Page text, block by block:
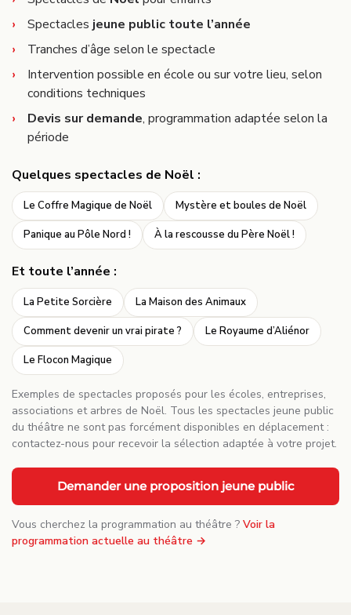
Spectacles jeune public toute l’année
Tranches d’âge selon le spectacle
Intervention possible en école ou sur votre lieu, selon
conditions techniques
Devis sur demande, programmation adaptée selon la
période
Quelques spectacles de Noël :
Le Coffre Magique de Noël Mystère et boules de Noël
Panique au Pôle Nord ! À la rescousse du Père Noël !
Et toute l’année :
La Petite Sorcière La Maison des Animaux
Comment devenir un vrai pirate ? Le Royaume d’Aliénor
Le Flocon Magique
Exemples de spectacles proposés pour les écoles, entreprises,
associations et arbres de Noël. Tous les spectacles jeune public
du théâtre ne sont pas forcément disponibles en déplacement :
contactez-nous pour recevoir la sélection adaptée à votre projet.
Demander une proposition jeune public
Vous cherchez la programmation au théâtre ? Voir la
programmation actuelle au théâtre →